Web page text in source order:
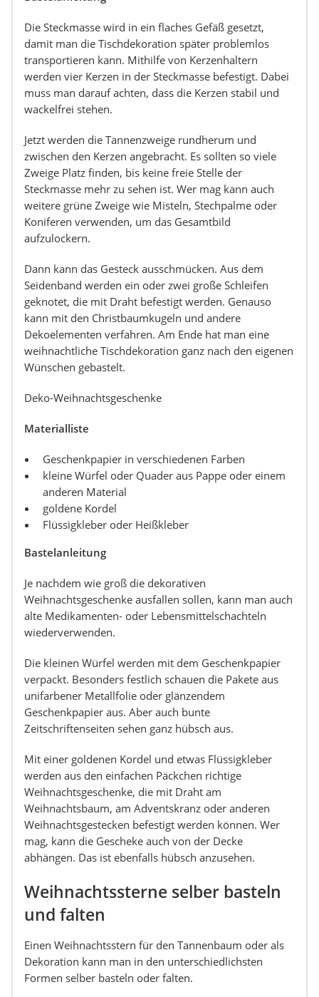
Die Steckmasse wird in ein flaches Gefäß gesetzt,
damit man die Tischdekoration später problemlos
transportieren kann. Mithilfe von Kerzenhaltern
werden vier Kerzen in der Steckmasse befestigt. Dabei
muss man darauf achten, dass die Kerzen stabil und
wackelfrei stehen.
Jetzt werden die Tannenzweige rundherum und
zwischen den Kerzen angebracht. Es sollten so viele
Zweige Platz finden, bis keine freie Stelle der
Steckmasse mehr zu sehen ist. Wer mag kann auch
weitere grüne Zweige wie Misteln, Stechpalme oder
Koniferen verwenden, um das Gesamtbild
aufzulockern.
Dann kann das Gesteck ausschmücken. Aus dem
Seidenband werden ein oder zwei große Schleifen
geknotet, die mit Draht befestigt werden. Genauso
kann mit den Christbaumkugeln und andere
Dekoelementen verfahren. Am Ende hat man eine
weihnachtliche Tischdekoration ganz nach den eigenen
Wünschen gebastelt.
Deko-Weihnachtsgeschenke
Materialliste
Geschenkpapier in verschiedenen Farben
kleine Würfel oder Quader aus Pappe oder einem
anderen Material
goldene Kordel
Flüssigkleber oder Heißkleber
Bastelanleitung
Je nachdem wie groß die dekorativen
Weihnachtsgeschenke ausfallen sollen, kann man auch
alte Medikamenten- oder Lebensmittelschachteln
wiederverwenden.
Die kleinen Würfel werden mit dem Geschenkpapier
verpackt. Besonders festlich schauen die Pakete aus
unifarbener Metallfolie oder glänzendem
Geschenkpapier aus. Aber auch bunte
Zeitschriftenseiten sehen ganz hübsch aus.
Mit einer goldenen Kordel und etwas Flüssigkleber
werden aus den einfachen Päckchen richtige
Weihnachtsgeschenke, die mit Draht am
Weihnachtsbaum, am Adventskranz oder anderen
Weihnachtsgestecken befestigt werden können. Wer
mag, kann die Gescheke auch von der Decke
abhängen. Das ist ebenfalls hübsch anzusehen.
Weihnachtssterne selber basteln
und falten
Einen Weihnachtsstern für den Tannenbaum oder als
Dekoration kann man in den unterschiedlichsten
Formen selber basteln oder falten.